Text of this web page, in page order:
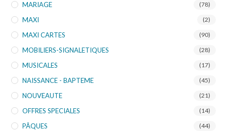
MARIAGE (78)
MAXI (2)
MAXI CARTES (90)
MOBILIERS-SIGNALETIQUES (28)
MUSICALES (17)
NAISSANCE - BAPTEME (45)
NOUVEAUTE (21)
OFFRES SPECIALES (14)
PÂQUES (44)